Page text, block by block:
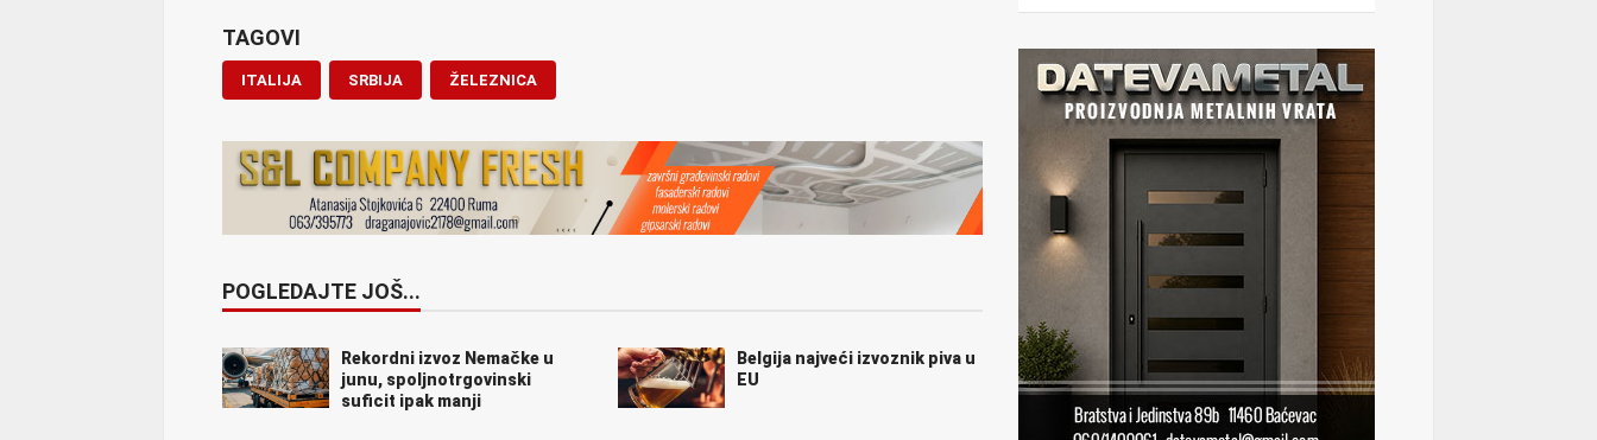
TAGOVI
ITALIJA SRBIJA ŽELEZNICA
POGLEDAJTE JOŠ...
Rekordni izvoz Nemačke u
junu, spoljnotrgovinski
suficit ipak manji
Belgija najveći izvoznik piva u
EU